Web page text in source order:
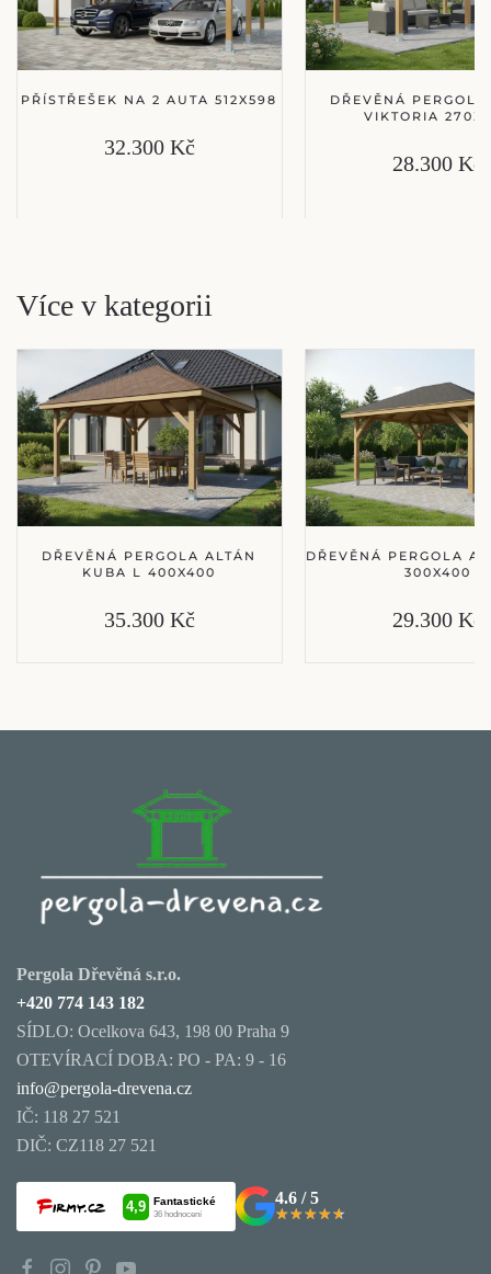
PŘÍSTŘEŠEK NA 2 AUTA 512X598
32.300 Kč
DŘEVĚNÁ
VIKTORIA
28.300 Kč
Více v kategorii
DŘEVĚNÁ PERGOLA ALTÁN
KUBA L 400X400
35.300 Kč
DŘEVĚNÁ PERGOLA
300X400
29.300 Kč
Pergola Dřevěná s.r.o.
+420 774 143 182
SÍDLO: Ocelkova 643, 198 00 Praha 9
OTEVÍRACÍ DOBA: PO - PA: 9 - 16
info@pergola-drevena.cz
IČ: 118 27 521
DIČ: CZ118 27 521
4.6 / 5
★★★★★
★★★★★